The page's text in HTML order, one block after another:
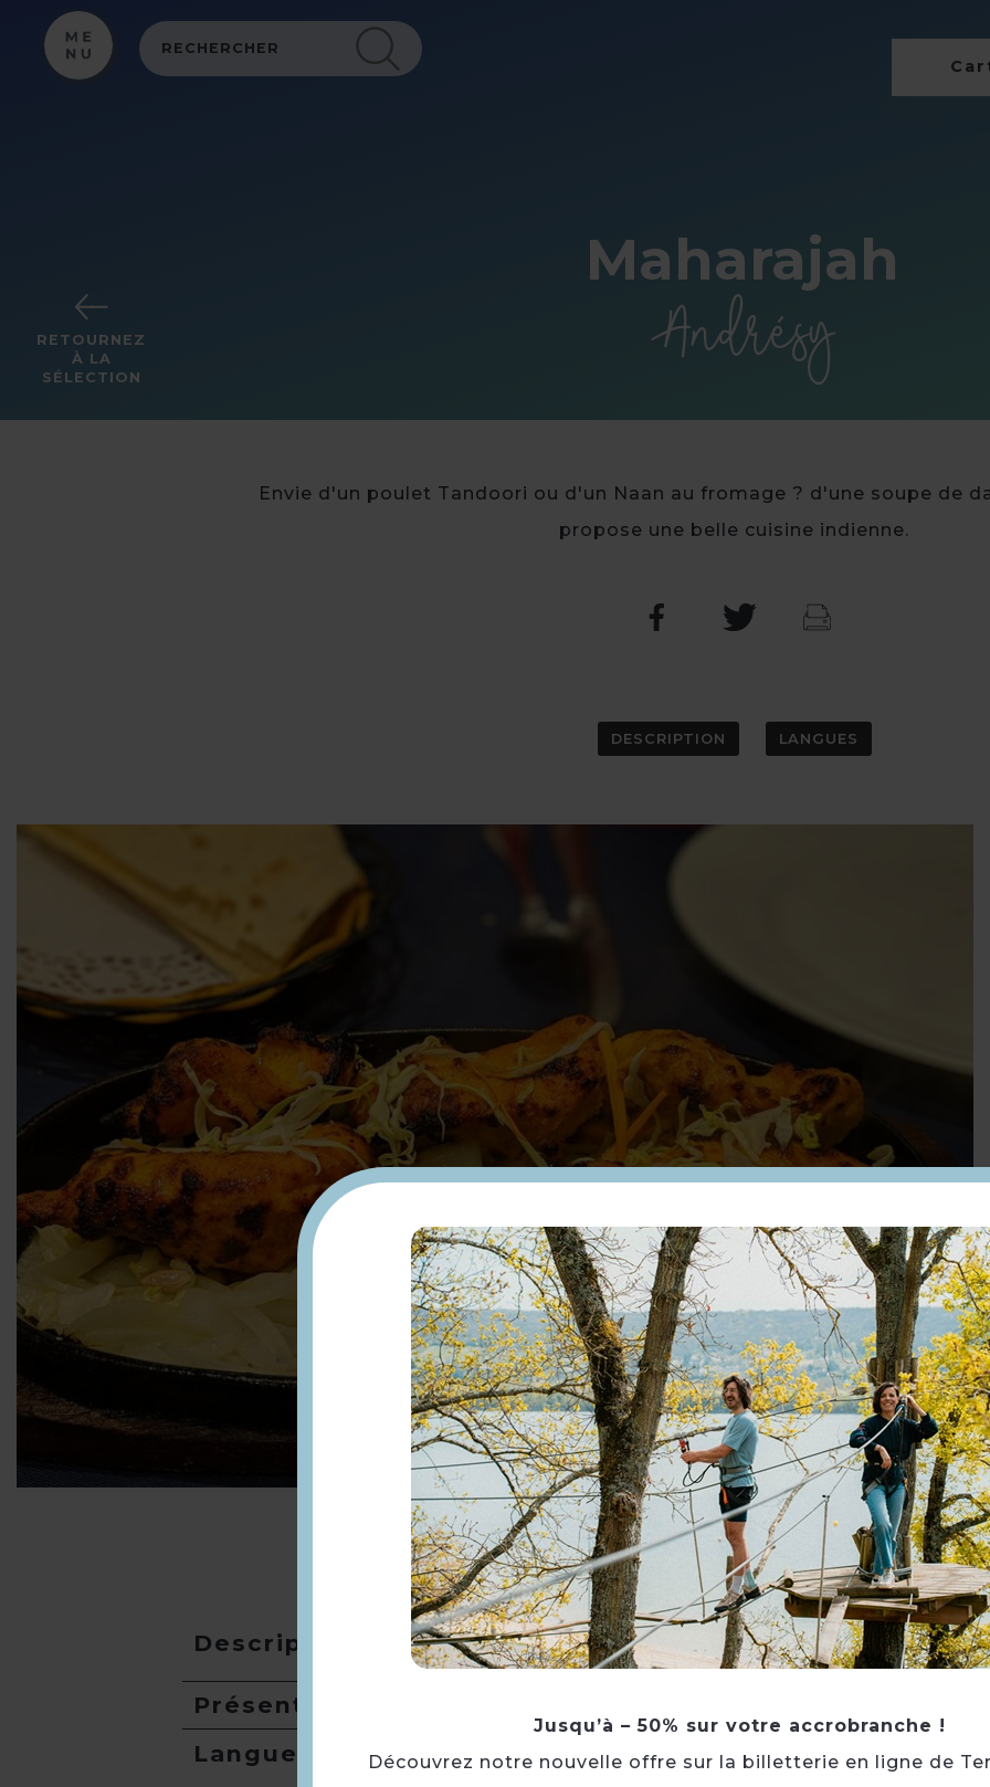
RETOURNEZ
À LA
SÉLECTION
Maharajah
Andrésy
Envie d'un poulet Tandoori ou d'un Naan au fromage ? d'une soupe de
propose une belle cuisine indienne.
DESCRIPTION LANGUES
Description
Envie d'un poulet Tandoori ou d'un Naan au
Maharajah vous propose une belle cuisine indienne.
Présentation
Langues
Langue(s) parlée(s) : Français
Jusqu’à – 50% sur votre accrobranche !
Découvrez notre nouvelle offre sur la billetterie en ligne de
Panneau de gestion des cookies